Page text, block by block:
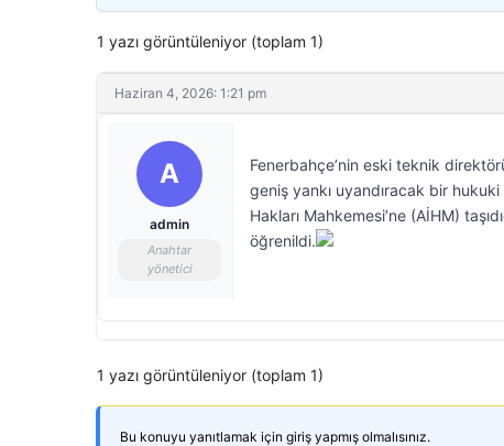
1 yazı görüntüleniyor (toplam 1)
Haziran 4, 2026: 1:21 pm
A
admin
Anahtar
yönetici
Fenerbahçe’nin eski teknik
geniş yankı uyandıracak bir hukuki
Hakları Mahkemesi’ne (AİHM)
öğrenildi.
1 yazı görüntüleniyor (toplam 1)
Bu konuyu yanıtlamak için giriş yapmış olmalısınız.